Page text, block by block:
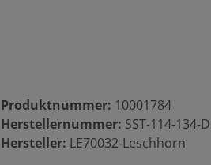
Produktnummer: 10001784
Herstellernummer: SST-114-134-
Hersteller: LE70032-Leschhorn